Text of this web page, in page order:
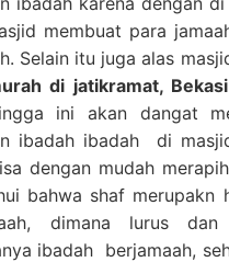
membuat para
Selain itu juga alas
di jatikramat, Bekasi
ini akan dangat
ibadah ibadah di
dengan mudah
bahwa shaf merupakn
dimana lurus
ibadah berjamaah,